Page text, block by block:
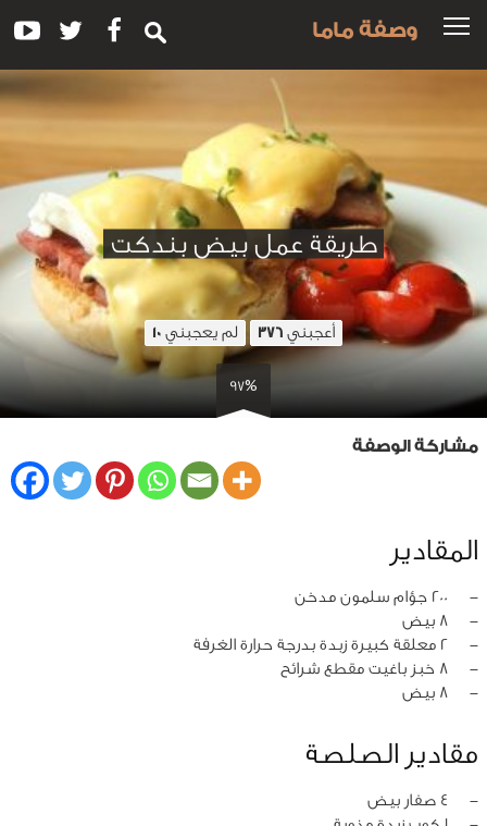
وصفة ماما
طريقة عمل بيض بندكت
أعجبني 376 لم يعجبني 10
97%
مشاركة الوصفة
المقادير
‏-
200 جؤام سلمون مدخن
‏-
8 بيض
‏-
2 معلقة كبيرة زبدة بدرجة حرارة الغرفة
‏-
8 خبز باغيت مقطع شرائح
‏-
8 بيض
مقادير الصلصة
‏-
4 صفار بيض